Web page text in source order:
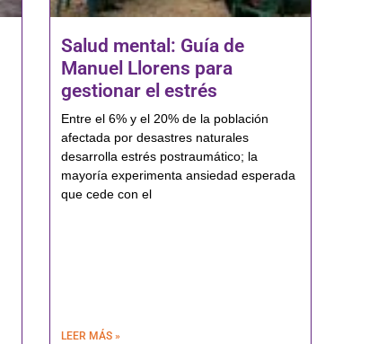
Salud mental: Guía de
Manuel Llorens para
gestionar el estrés
Entre el 6% y el 20% de la población
afectada por desastres naturales
desarrolla estrés postraumático; la
mayoría experimenta ansiedad esperada
que cede con el
LEER MÁS »